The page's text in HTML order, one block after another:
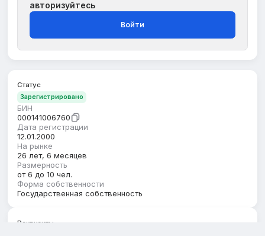
авторизуйтесь
Войти
Статус
Зарегистрировано
БИН
000141006760
Дата регистрации
12.01.2000
На рынке
26 лет, 6 месяцев
Размерность
от 6 до 10 чел.
Форма собственности
Государственная собственность
Реквизиты